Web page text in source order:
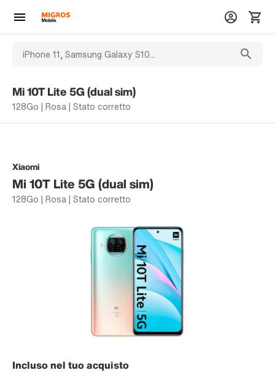
Mi 10T Lite 5G (dual sim)
128Go | Rosa | Stato corretto
Xiaomi
Mi 10T Lite 5G (dual sim)
128Go | Rosa | Stato corretto
Incluso nel tuo acquisto